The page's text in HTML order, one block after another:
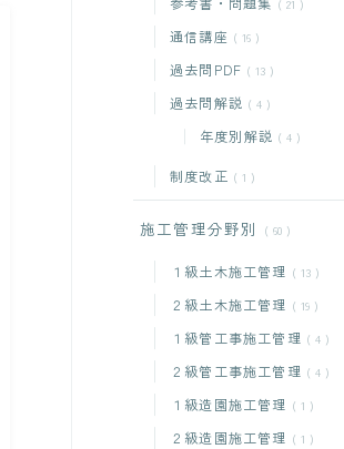
21
通信講座 16
過去問PDF 13
過去問解説 4
年度別解説 4
制度改正 1
施工管理分野別 60
１級土木施工管理 13
２級土木施工管理 19
１級管工事施工管理 4
２級管工事施工管理 4
１級造園施工管理 1
２級造園施工管理 1